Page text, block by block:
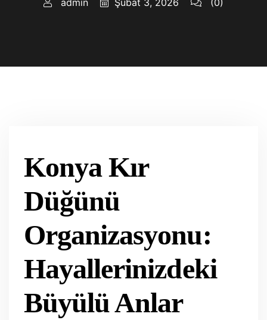
admin Şubat 3, 2026 (0)
Konya Kır
Düğünü
Organizasyonu:
Hayallerinizdeki
Büyülü Anlar